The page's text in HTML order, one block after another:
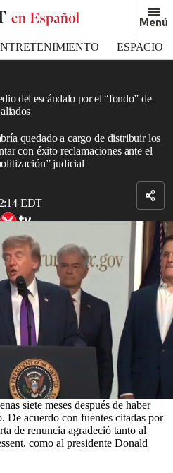
Menú
ESPACIO
del escándalo por el “fondo” de
quedado a cargo de distribuir los
con éxito reclamaciones ante el
judicial
EDT
la politización judicial” de 1.700
a aliados que, según él, fueron
de Justicia de Biden
jurídico del
Departamento
renunció el lunes poco después de
un fondo de 1.700 millones
a aliados del presidente
anteriores.
ahora principal asesor legal del
siete meses después de haber
De acuerdo con fuentes citadas por
de renuncia agradeció tanto al
como al presidente Donald